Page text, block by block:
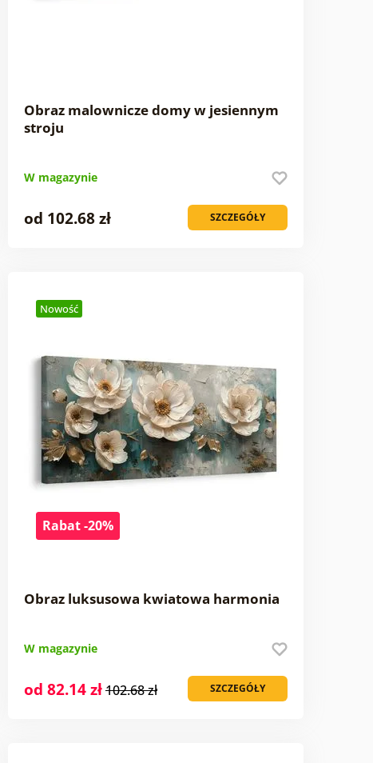
Obraz malownicze domy w jesiennym
stroju
W magazynie
SZCZEGÓŁY
od 102.68 zł
Nowość
Rabat -20%
Obraz luksusowa kwiatowa harmonia
W magazynie
SZCZEGÓŁY
od 82.14 zł102.68 zł